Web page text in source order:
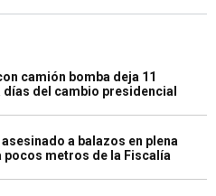
camión bomba deja 11
del cambio presidencial
a balazos en plena
pocos metros de la Fiscalía